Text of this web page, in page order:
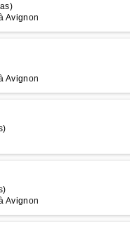
Avignon
Avignon
Avignon